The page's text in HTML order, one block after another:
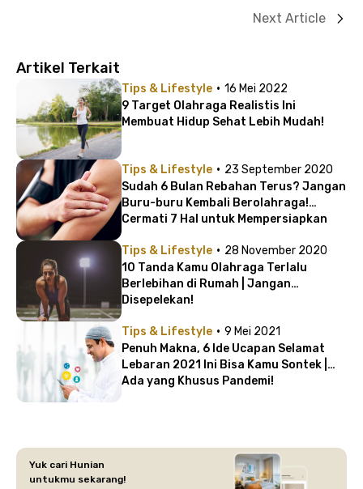
Next Article
Artikel Terkait
Tips & Lifestyle · 16 Mei 2022
9 Target Olahraga Realistis Ini
Membuat Hidup Sehat Lebih Mudah!
Tips & Lifestyle · 23 September 2020
Sudah 6 Bulan Rebahan Terus? Jangan
Buru-buru Kembali Berolahraga!
Cermati 7 Hal untuk Mempersiapkan
Tips & Lifestyle · 28 November 2020
10 Tanda Kamu Olahraga Terlalu
Berlebihan di Rumah | Jangan
Disepelekan!
Tips & Lifestyle · 9 Mei 2021
Penuh Makna, 6 Ide Ucapan Selamat
Lebaran 2021 Ini Bisa Kamu Sontek |
Ada yang Khusus Pandemi!
Yuk cari Hunian
untukmu sekarang!